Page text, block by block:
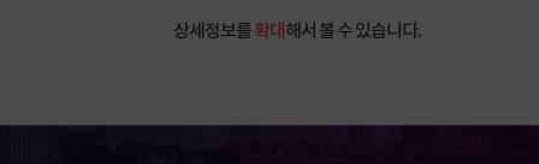
상세정보를확대해서 볼 수 있습니다.